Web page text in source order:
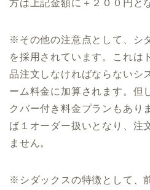
方は上記金額に＋２００円と
※その他の注意点として、シ
を採用されています。これは
品注文しなければならないシ
ーム料金に加算されます。但
クバー付き料金プランもあり
ば１オーダー扱いとなり、注
ません。
※シダックスの特徴として、